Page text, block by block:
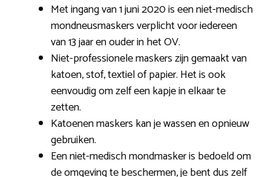
Met ingang van 1 juni 2020 is een niet-medisch
mondneusmaskers verplicht voor iedereen
van 13 jaar en ouder in het OV.
Niet-professionele maskers zijn gemaakt van
katoen, stof, textiel of papier. Het is ook
eenvoudig om zelf een kapje in elkaar te
zetten.
Katoenen maskers kan je wassen en opnieuw
gebruiken.
Een niet-medisch mondmasker is bedoeld om
de omgeving te beschermen, je bent dus zelf